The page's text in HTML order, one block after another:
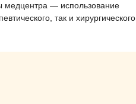
медцентра — использование
так и хирургического